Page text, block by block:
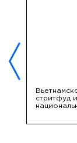
стритфуд